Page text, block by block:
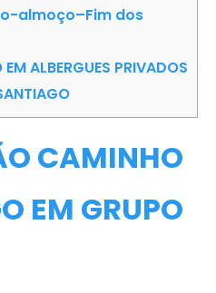
almoço–Fim dos
ALBERGUES PRIVADOS
CAMINHO
EM GRUPO